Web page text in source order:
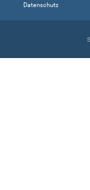
Datenschutz